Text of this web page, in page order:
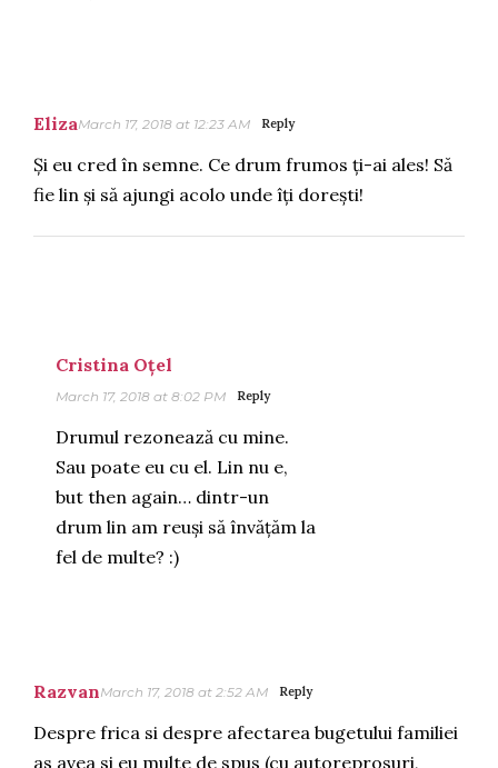
ElizaMarch 17, 2018 at 12:23 AM Reply
Și eu cred în semne. Ce drum frumos ți-ai ales! Să
fie lin și să ajungi acolo unde îți dorești!
Cristina Oțel
March 17, 2018 at 8:02 PM Reply
Drumul rezonează cu mine.
Sau poate eu cu el. Lin nu e,
but then again… dintr-un
drum lin am reuși să învățăm la
fel de multe? :)
RazvanMarch 17, 2018 at 2:52 AM Reply
Despre frica si despre afectarea bugetului familiei
as avea si eu multe de spus (cu autoreprosuri,